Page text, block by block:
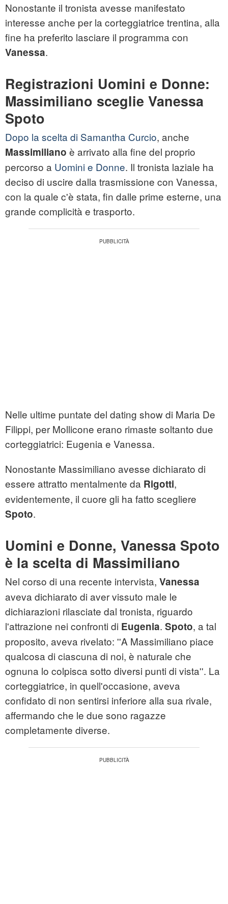
Nonostante il tronista avesse manifestato
interesse anche per la corteggiatrice trentina, alla
fine ha preferito lasciare il programma con
Vanessa.
Registrazioni Uomini e Donne:
Massimiliano sceglie Vanessa
Spoto
Dopo la scelta di Samantha Curcio, anche
Massimiliano è arrivato alla fine del proprio
percorso a Uomini e Donne. Il tronista laziale ha
deciso di uscire dalla trasmissione con Vanessa,
con la quale c'è stata, fin dalle prime esterne, una
grande complicità e trasporto.
Nelle ultime puntate del dating show di Maria De
Filippi, per Mollicone erano rimaste soltanto due
corteggiatrici: Eugenia e Vanessa.
Nonostante Massimiliano avesse dichiarato di
essere attratto mentalmente da Rigotti,
evidentemente, il cuore gli ha fatto scegliere
Spoto.
Uomini e Donne, Vanessa Spoto
è la scelta di Massimiliano
Nel corso di una recente intervista, Vanessa
aveva dichiarato di aver vissuto male le
dichiarazioni rilasciate dal tronista, riguardo
l'attrazione nei confronti di Eugenia. Spoto, a tal
proposito, aveva rivelato: ''A Massimiliano piace
qualcosa di ciascuna di noi, è naturale che
ognuna lo colpisca sotto diversi punti di vista''. La
corteggiatrice, in quell'occasione, aveva
confidato di non sentirsi inferiore alla sua rivale,
affermando che le due sono ragazze
completamente diverse.